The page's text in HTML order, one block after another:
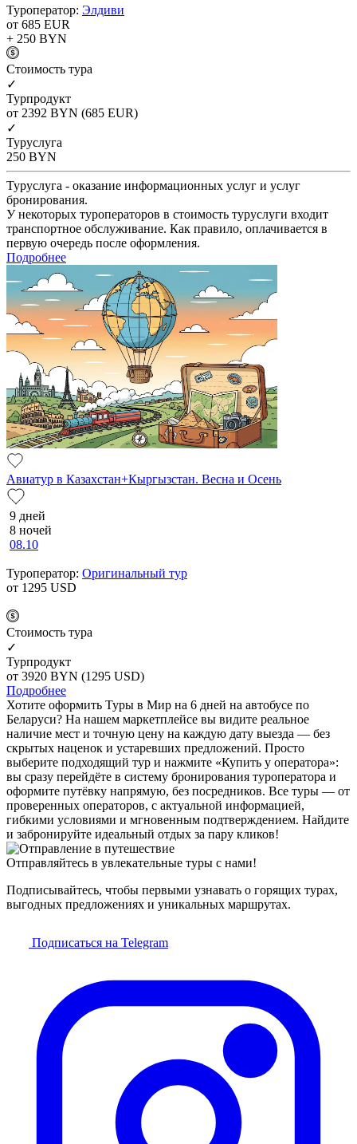
Туроператор: Элдиви
от 685 EUR
+ 250 BYN
Cтоимость тура
✓
Турпродукт
от 2392 BYN (685 EUR)
✓
Туруслуга
250 BYN
Туруслуга - оказание информационных услуг и услуг
бронирования.
У некоторых туроператоров в стоимость туруслуги входит
транспортное обслуживание. Как правило, оплачивается в
первую очередь после оформления.
Подробнее
Авиатур в Казахстан+Кыргызстан. Весна и Осень
9 дней
8 ночей
08.10
Туроператор: Оригинальный тур
от 1295 USD
Cтоимость тура
✓
Турпродукт
от 3920 BYN (1295 USD)
Подробнее
Хотите оформить Туры в Мир на 6 дней на автобусе по
Беларуси? На нашем маркетплейсе вы видите реальное
наличие мест и точную цену на каждую дату выезда — без
скрытых наценок и устаревших предложений. Просто
выберите подходящий тур и нажмите «Купить у оператора»:
вы сразу перейдёте в систему бронирования туроператора и
оформите путёвку напрямую, без посредников. Все туры — от
проверенных операторов, с актуальной информацией,
гибкими условиями и мгновенным подтверждением. Найдите
и забронируйте идеальный отдых за пару кликов!
Отправляйтесь в увлекательные туры с нами!
Подписывайтесь, чтобы первыми узнавать о горящих турах,
выгодных предложениях и уникальных маршрутах.
Подписаться на Telegram